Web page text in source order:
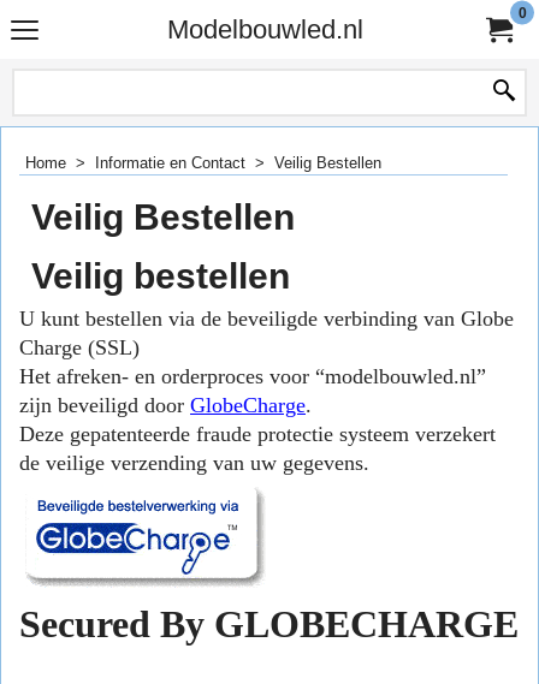
Modelbouwled.nl
0
Home > Informatie en Contact > Veilig Bestellen
Veilig Bestellen
Veilig bestellen
U kunt bestellen via de beveiligde verbinding van Globe
Charge (SSL)
Het afreken- en orderproces voor “modelbouwled.nl”
zijn beveiligd door GlobeCharge.
Deze gepatenteerde fraude protectie systeem verzekert
de veilige verzending van uw gegevens.
Secured By GLOBECHARGE